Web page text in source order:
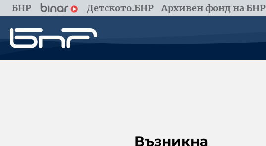
БНР Детското.БНР Архивен фонд на БНР
Възникна